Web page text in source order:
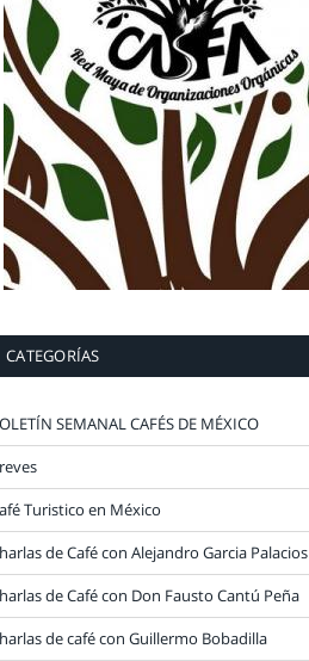
CATEGORÍAS
SEMANAL CAFÉS DE MÉXICO
Turistico en México
de Café con Alejandro Garcia Palacios
de Café con Don Fausto Cantú Peña
de café con Guillermo Bobadilla